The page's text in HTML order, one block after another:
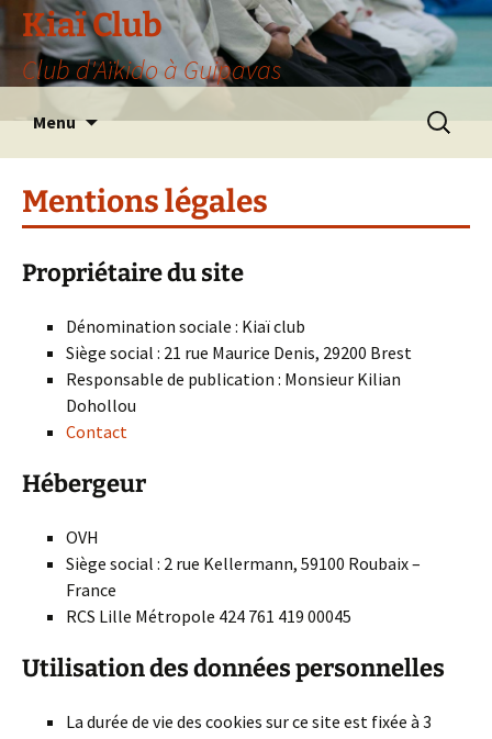
Aller
au
contenu
Kiaï Club
Club d'Aïkido à Guipavas
Menu
Mentions légales
Propriétaire du site
Dénomination sociale : Kiaï club
Siège social : 21 rue Maurice Denis, 29200 Brest
Responsable de publication : Monsieur Kilian
Dohollou
Contact
Hébergeur
OVH
Siège social : 2 rue Kellermann, 59100 Roubaix –
France
RCS Lille Métropole 424 761 419 00045
Utilisation des données personnelles
La durée de vie des cookies sur ce site est fixée à 3